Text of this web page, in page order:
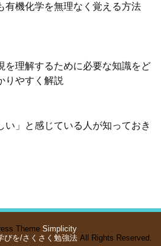
有機化学を無理なく覚える方法
を理解するために必要な知識をど
りやすく解説
い」と感じている人が知っておき
Theme Simplicity
びを/さくさく勉強法All Rights Reserved.